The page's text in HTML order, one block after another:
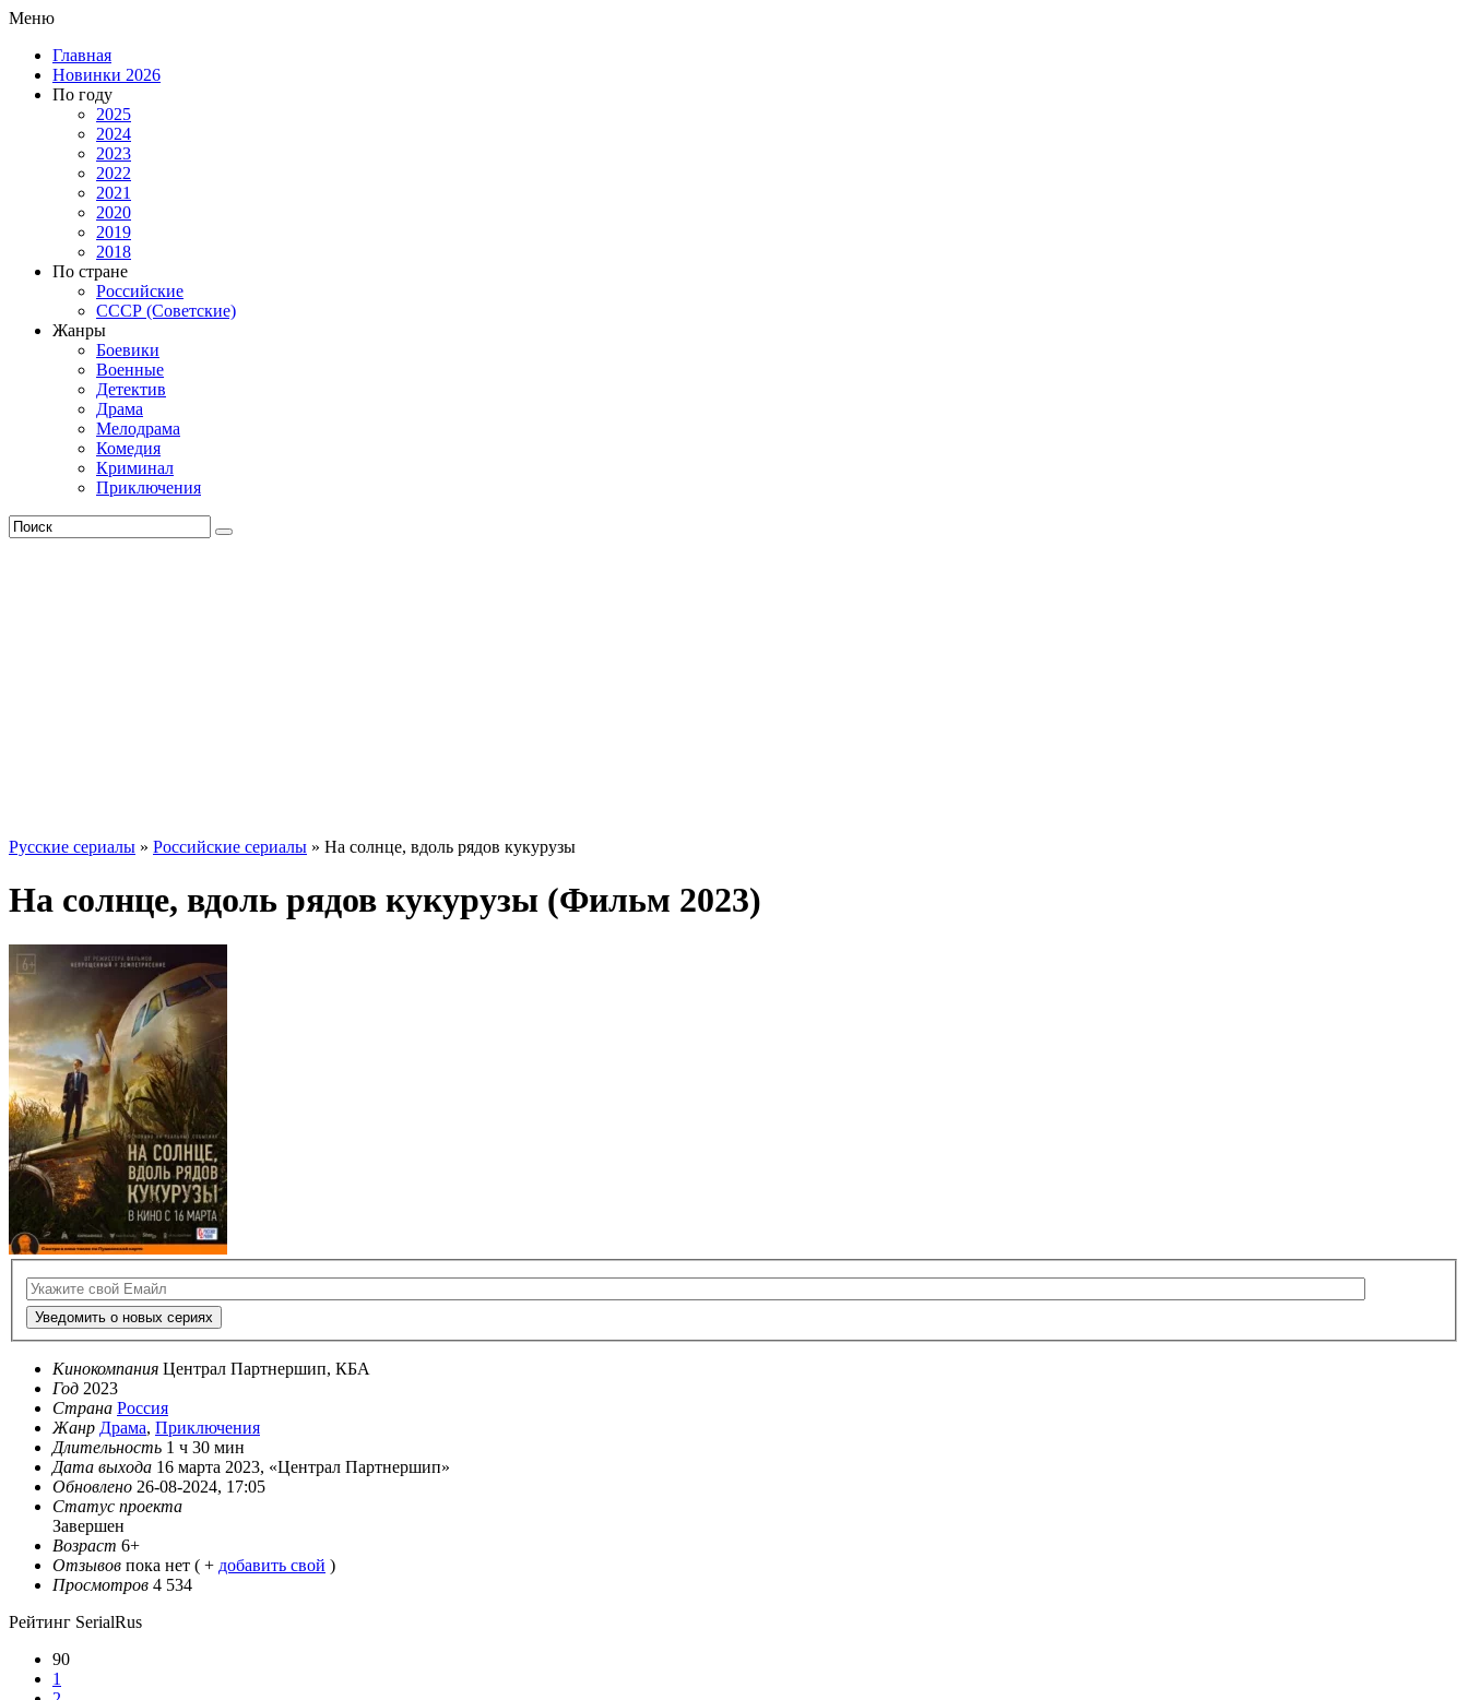
Меню
Главная
Новинки 2026
По году
2025
2024
2023
2022
2021
2020
2019
2018
По стране
Российские
СССР (Советские)
Жанры
Боевики
Военные
Детектив
Драма
Мелодрама
Комедия
Криминал
Приключения
Русские сериалы » Российские сериалы » На солнце, вдоль рядов кукурузы
На солнце, вдоль рядов кукурузы (Фильм 2023)
Уведомить о новых сериях
Кинокомпания Централ Партнершип, КБА
Год 2023
Страна Россия
Жанр Драма, Приключения
Длительность 1 ч 30 мин
Дата выхода 16 марта 2023, «Централ Партнершип»
Обновлено 26-08-2024, 17:05
Статус проекта
Завершен
Возраст 6+
Отзывов пока нет ( + добавить свой )
Просмотров 4 534
Рейтинг SerialRus
90
1